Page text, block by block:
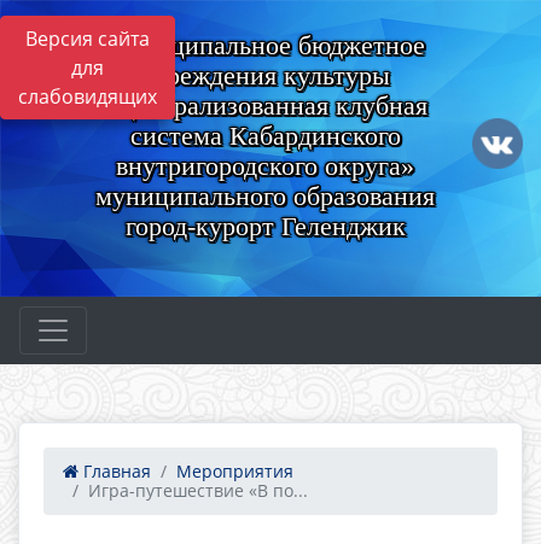
Версия сайта
для
слабовидящих
Муниципальное бюджетное
учреждения культуры
«Централизованная клубная
система Кабардинского
внутригородского округа»
муниципального образования
город-курорт Геленджик
Главная
Мероприятия
Игра-путешествие «В по...